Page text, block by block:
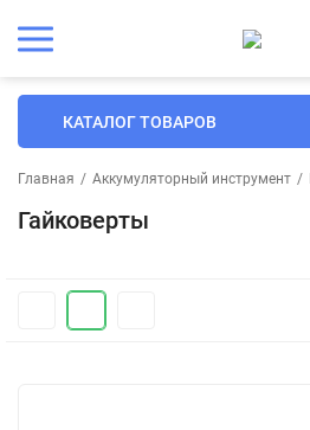
КАТАЛОГ ТОВАРОВ
Главная / Аккумуляторный инструмент /
Гайковерты